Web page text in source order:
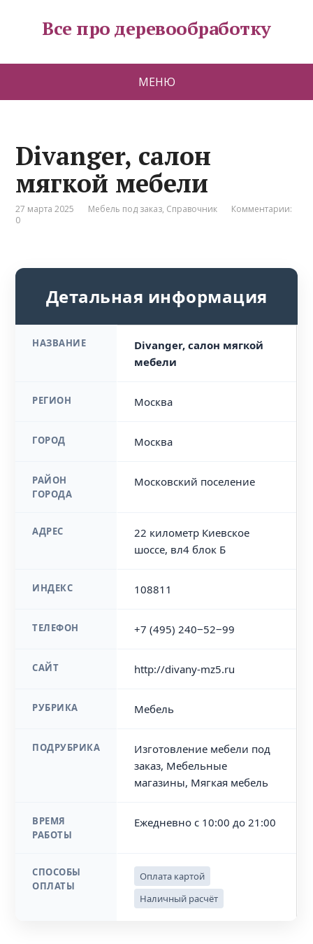
Все про деревообработку
МЕНЮ
Divanger, салон
мягкой мебели
27 марта 2025 Мебель под заказ, Справочник
Комментарии:
0
Детальная информация
НАЗВАНИЕ
Divanger, салон мягкой
мебели
РЕГИОН Москва
ГОРОД Москва
РАЙОН
ГОРОДА
Московский поселение
АДРЕС
22 километр Киевское
шоссе, вл4 блок Б
ИНДЕКС 108811
ТЕЛЕФОН +7 (495) 240‒52‒99
САЙТ http://divany-mz5.ru
РУБРИКА Мебель
ПОДРУБРИКА
Изготовление мебели под
заказ, Мебельные
магазины, Мягкая мебель
ВРЕМЯ
РАБОТЫ
Ежедневно с 10:00 до 21:00
СПОСОБЫ
ОПЛАТЫ
Оплата картой
Наличный расчёт